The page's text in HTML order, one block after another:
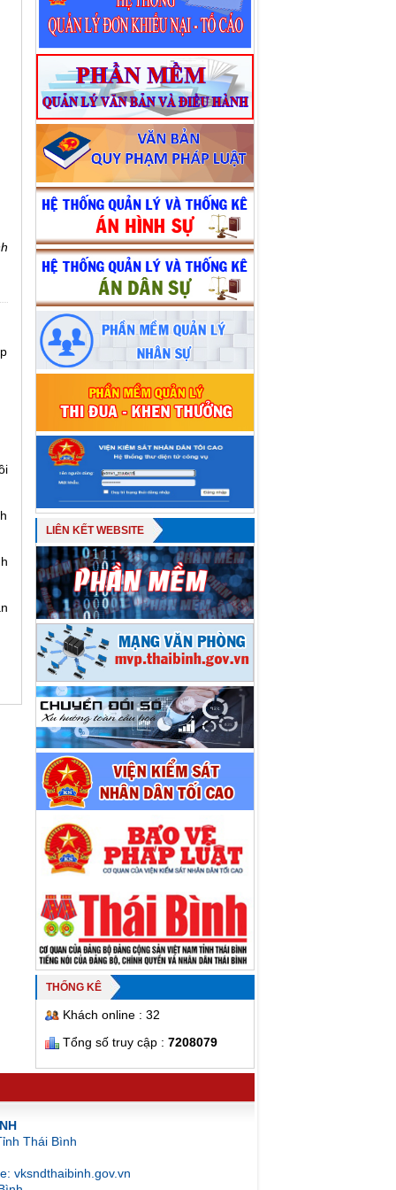
LIÊN KẾT WEBSITE
THỐNG KÊ
Khách online : 32
Tổng số truy cập : 7208079
Thái Bình
vksndthaibinh.gov.vn